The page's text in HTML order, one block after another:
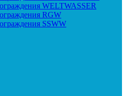
WELTWASSER
RGW
SSWW